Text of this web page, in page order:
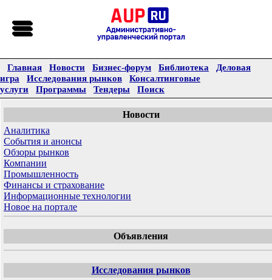
Главная Новости Бизнес-форум Библиотека
Деловая
игра
Исследования рынков
Консалтинговые
услуги
Программы Тендеры Поиск
Новости
Аналитика
События и анонсы
Обзоры рынков
Компании
Промышленность
Финансы и страхование
Информационные технологии
Новое на портале
Объявления
Исследования рынков